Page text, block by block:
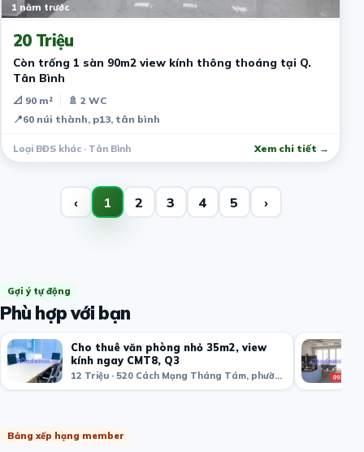
1 năm trước
20 Triệu
Còn trống 1 sàn 90m2 view kính thông thoáng tại Q.
Tân Bình
📐 90 m²
🚿 2 WC
📍60 núi thành, p13, tân bình
Loại BĐS khác · Tân Bình Xem chi tiết →
‹ 1 2 3 4 5 ›
Gợi ý tự động
Phù hợp với bạn
Cho thuê văn phòng nhỏ 35m2, view
kính ngay CMT8, Q3
12 Triệu · 520 Cách Mạng Tháng Tám, phường 11, Quận 3, Thành phố Hồ Chí Minh, Việt Nam
Bảng xếp hạng member